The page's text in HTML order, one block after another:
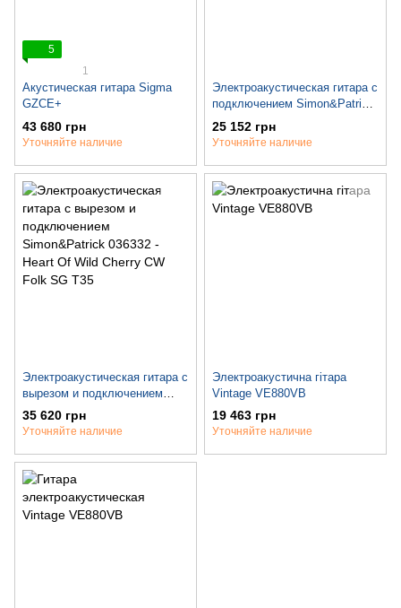
5
1
Акустическая гитара Sigma
GZCE+
43 680 грн
Уточняйте наличие
Электроакустическая гитара с
подключением Simon&Patrick
030118 - Songsmith Folk A3
25 152 грн
Уточняйте наличие
Электроакустическая гитара с
вырезом и подключением
Simon&Patrick 036332 - Heart
Of Wild Cherry CW Folk SG
35 620 грн
Уточняйте наличие
Электроакустична гітара
Vintage VE880VB
19 463 грн
Уточняйте наличие